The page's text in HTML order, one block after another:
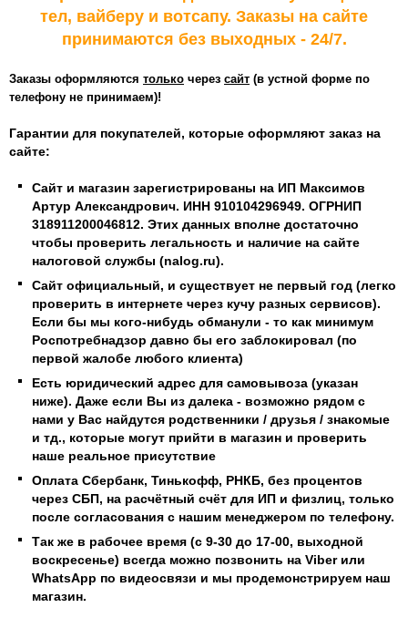
тел, вайберу и вотсапу. Заказы на сайте
принимаются без выходных - 24/7.
Заказы оформляются только через сайт (в устной форме по
телефону не принимаем)!
Гарантии для покупателей, которые оформляют заказ на
сайте:
Сайт и магазин зарегистрированы на ИП Максимов
Артур Александрович. ИНН 910104296949. ОГРНИП
318911200046812. Этих данных вполне достаточно
чтобы проверить легальность и наличие на сайте
налоговой службы (nalog.ru).
Сайт официальный, и существует не первый год (легко
проверить в интернете через кучу разных сервисов).
Если бы мы кого-нибудь обманули - то как минимум
Роспотребнадзор давно бы его заблокировал (по
первой жалобе любого клиента)
Есть юридический адрес для самовывоза (указан
ниже). Даже если Вы из далека - возможно рядом с
нами у Вас найдутся родственники / друзья / знакомые
и тд., которые могут прийти в магазин и проверить
наше реальное присутствие
Оплата Сбербанк, Тинькофф, РНКБ, без процентов
через СБП, на расчётный счёт для ИП и физлиц, только
после согласования с нашим менеджером по телефону.
Так же в рабочее время (с 9-30 до 17-00, выходной
воскресенье) всегда можно позвонить на Viber или
WhatsApp по видеосвязи и мы продемонстрируем наш
магазин.